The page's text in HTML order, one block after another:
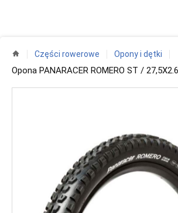
Części rowerowe Opony i dętki
Opona PANARACER ROMERO ST /